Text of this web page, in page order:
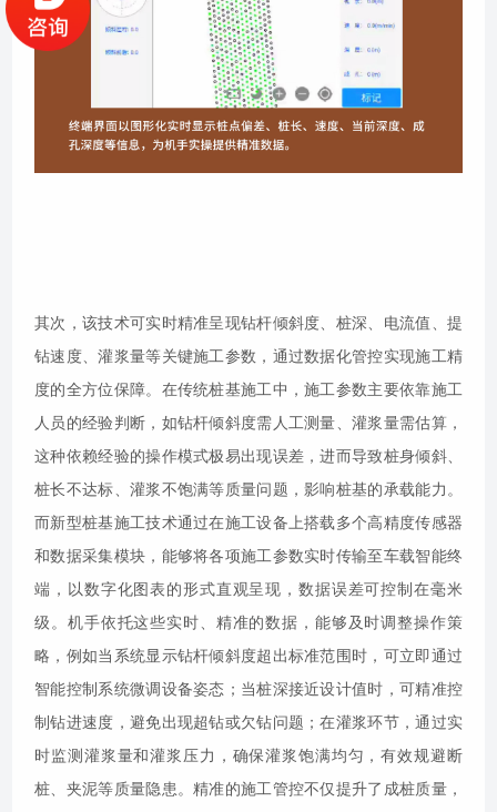
其次，该技术可实时精准呈现钻杆倾斜度、桩深、电流值、提
钻速度、灌浆量等关键施工参数，通过数据化管控实现施工精
度的全方位保障。在传统桩基施工中，施工参数主要依靠施工
人员的经验判断，如钻杆倾斜度需人工测量、灌浆量需估算，
这种依赖经验的操作模式极易出现误差，进而导致桩身倾斜、
桩长不达标、灌浆不饱满等质量问题，影响桩基的承载能力。
而新型桩基施工技术通过在施工设备上搭载多个高精度传感器
和数据采集模块，能够将各项施工参数实时传输至车载智能终
端，以数字化图表的形式直观呈现，数据误差可控制在毫米
级。机手依托这些实时、精准的数据，能够及时调整操作策
略，例如当系统显示钻杆倾斜度超出标准范围时，可立即通过
智能控制系统微调设备姿态；当桩深接近设计值时，可精准控
制钻进速度，避免出现超钻或欠钻问题；在灌浆环节，通过实
时监测灌浆量和灌浆压力，确保灌浆饱满均匀，有效规避断
桩、夹泥等质量隐患。精准的施工管控不仅提升了成桩质量，